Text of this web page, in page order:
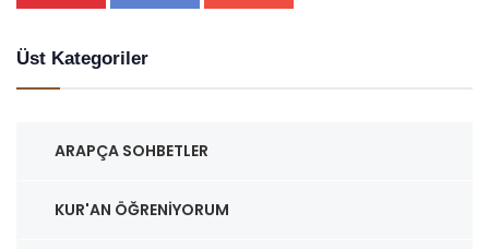
Üst Kategoriler
ARAPÇA SOHBETLER
KUR'AN ÖĞRENIYORUM